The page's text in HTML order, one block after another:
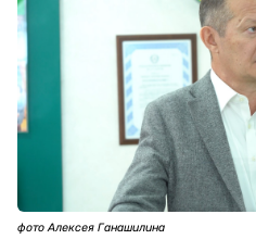
фото Алексея Ганашилина